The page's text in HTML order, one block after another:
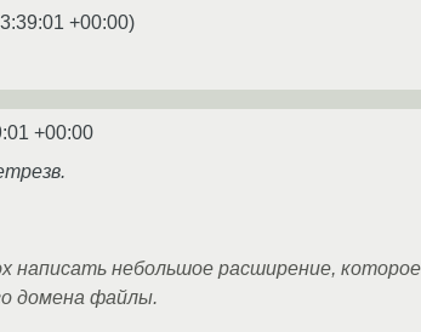
+00:00)
+00:00
написать небольшое расширение,
домена файлы.